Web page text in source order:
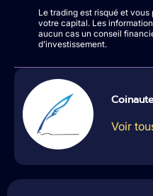
Le trading est risqué et
votre capital. Les
aucun cas un conseil
d’investissement.
Voir